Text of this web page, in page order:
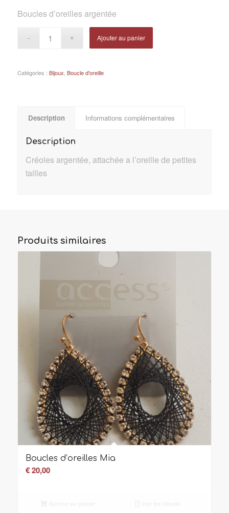
Boucles d’oreilles argentée
Ajouter au panier
Catégories : Bijoux Boucle d'oreille
Description Informations complémentaires
Description
Créoles argentée, attachée a l’oreille de petites
tailles
Produits similaires
Boucles d’oreilles Mia
€20,00